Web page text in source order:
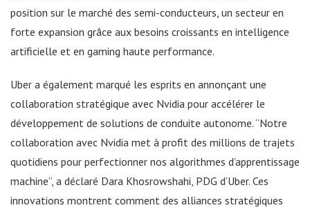
position sur le marché des semi-conducteurs, un secteur en
forte expansion grâce aux besoins croissants en intelligence
artificielle et en gaming haute performance.
Uber a également marqué les esprits en annonçant une
collaboration stratégique avec Nvidia pour accélérer le
développement de solutions de conduite autonome. “Notre
collaboration avec Nvidia met à profit des millions de trajets
quotidiens pour perfectionner nos algorithmes d’apprentissage
machine”, a déclaré Dara Khosrowshahi, PDG d’Uber. Ces
innovations montrent comment des alliances stratégiques